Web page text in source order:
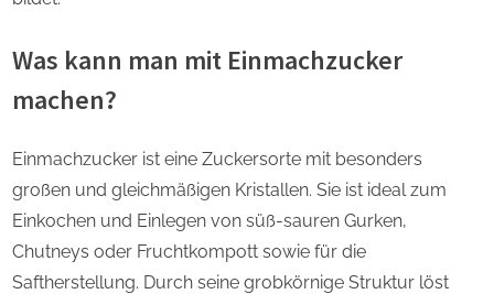
Was kann man mit Einmachzucker
machen?
Einmachzucker ist eine Zuckersorte mit besonders
großen und gleichmäßigen Kristallen. Sie ist ideal zum
Einkochen und Einlegen von süß-sauren Gurken,
Chutneys oder Fruchtkompott sowie für die
Saftherstellung. Durch seine grobkörnige Struktur löst